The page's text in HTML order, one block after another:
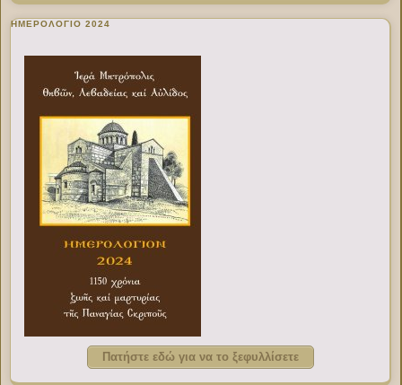
ΗΜΕΡΟΛΟΓΙΟ 2024
Πατήστε εδώ για να το ξεφυλλίσετε